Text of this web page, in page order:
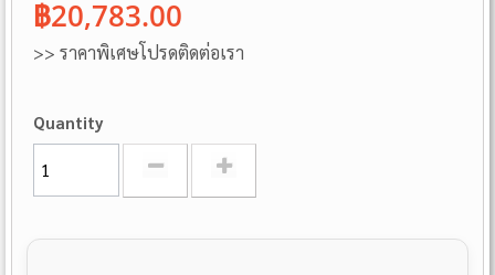
฿20,783.00
>> ราคาพิเศษโปรดติดต่อเรา
Quantity